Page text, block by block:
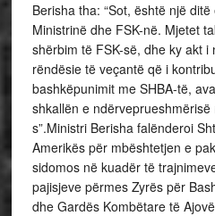
Berisha tha: “Sot, është një
Ministrinë dhe FSK-në. Mjetet
shërbim të FSK-së, dhe ky akt
rëndësie të veçantë që i
bashkëpunimit me SHBA-të,
shkallën e ndërveprueshmërisë
s”.Ministri Berisha falënderoi
Amerikës për mbështetjen e
sidomos në kuadër të
pajisjeve përmes Zyrës për
dhe Gardës Kombëtare të